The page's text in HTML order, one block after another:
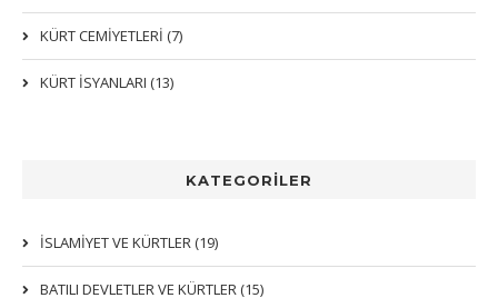
KATEGORİLER
İSLAMIYET VE KÜRTLER (19)
BATILI DEVLETLER VE KÜRTLER (15)
KÜRT CEMİYETLERİ (7)
KÜRT İSYANLARI (13)